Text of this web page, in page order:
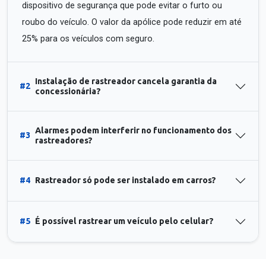
dispositivo de segurança que pode evitar o furto ou
roubo do veículo. O valor da apólice pode reduzir em até
25% para os veículos com seguro.
#2
Instalação de rastreador cancela garantia da
concessionária?
#3
Alarmes podem interferir no funcionamento dos
rastreadores?
#4 Rastreador só pode ser instalado em carros?
#5 É possível rastrear um veículo pelo celular?